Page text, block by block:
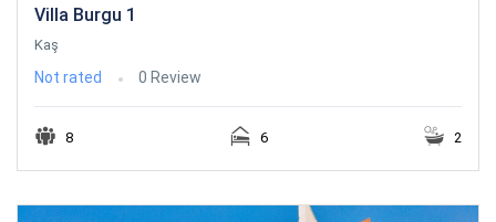
Villa Burgu 1
Kaş
Not rated 0 Review
8 6 2